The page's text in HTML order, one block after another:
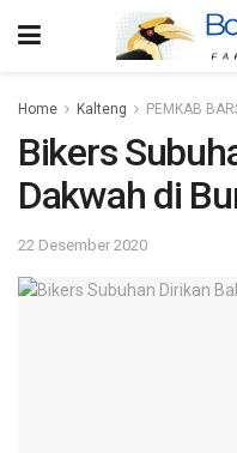
Home Kalteng PEMKAB
Bikers
Dakwah di
22 Desember 2020